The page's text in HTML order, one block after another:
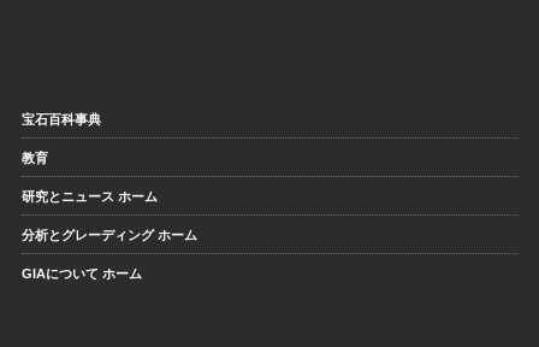
宝石百科事典
教育
研究とニュース ホーム
分析とグレーディング ホーム
GIAについて ホーム